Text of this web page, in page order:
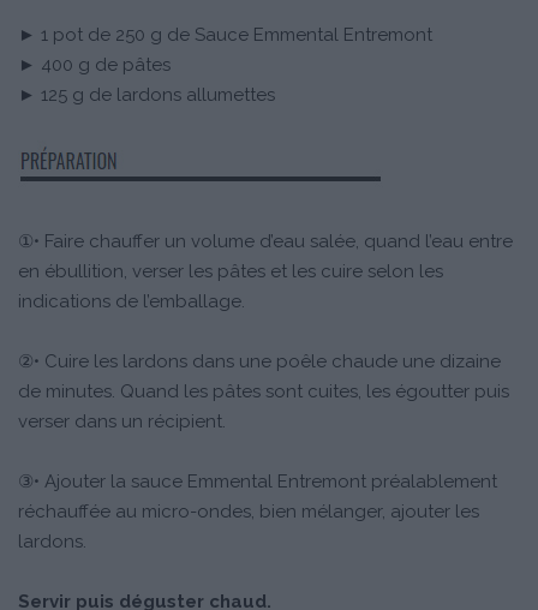
► 1 pot de 250 g de Sauce Emmental Entremont
► 400 g de pâtes
► 125 g de lardons allumettes
①• Faire chauffer un volume d’eau salée, quand l’eau entre
en ébullition, verser les pâtes et les cuire selon les
indications de l’emballage.
②• Cuire les lardons dans une poêle chaude une dizaine
de minutes. Quand les pâtes sont cuites, les égoutter puis
verser dans un récipient.
③• Ajouter la sauce Emmental Entremont préalablement
réchauffée au micro-ondes, bien mélanger, ajouter les
lardons.
Servir puis déguster chaud.